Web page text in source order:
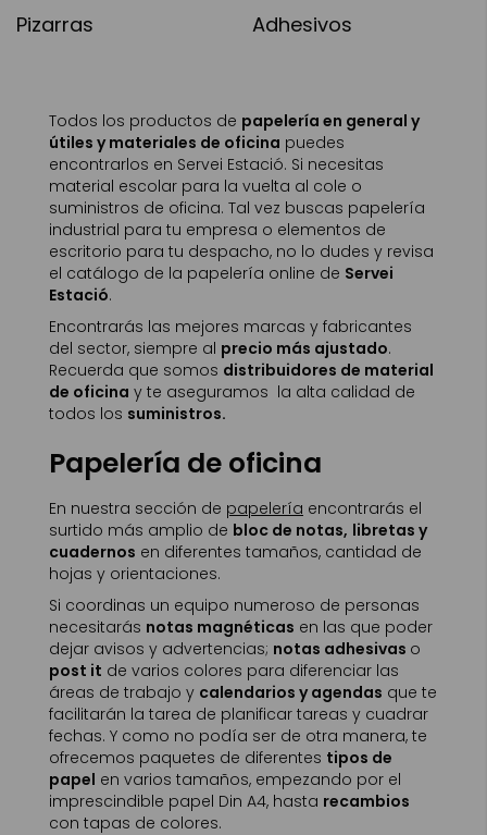
Pizarras Adhesivos
Todos los productos de papelería en general y
útiles y materiales de oficina puedes
encontrarlos en Servei Estació. Si necesitas
material escolar para la vuelta al cole o
suministros de oficina. Tal vez buscas papelería
industrial para tu empresa o elementos de
escritorio para tu despacho, no lo dudes y revisa
el catálogo de la papelería online de Servei
Estació.
Encontrarás las mejores marcas y fabricantes
del sector, siempre al precio más ajustado.
Recuerda que somos distribuidores de material
de oficina y te aseguramos la alta calidad de
todos los suministros.
Papelería de oficina
En nuestra sección de papelería encontrarás el
surtido más amplio de bloc de notas, libretas y
cuadernos en diferentes tamaños, cantidad de
hojas y orientaciones.
Si coordinas un equipo numeroso de personas
necesitarás notas magnéticas en las que poder
dejar avisos y advertencias; notas adhesivas o
post it de varios colores para diferenciar las
áreas de trabajo y calendarios y agendas que te
facilitarán la tarea de planificar tareas y cuadrar
fechas. Y como no podía ser de otra manera, te
ofrecemos paquetes de diferentes tipos de
papel en varios tamaños, empezando por el
imprescindible papel Din A4, hasta recambios
con tapas de colores.